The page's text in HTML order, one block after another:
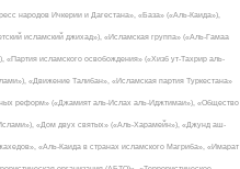
народов Ичкерии и Дагестана», «База» («Аль-Каида»),
исламский джихад»), «Исламская группа» («Аль-Гамаа
исламского освобождения» («Хизб ут-Тахрир аль-
«Движение Талибан», «Исламская партия Туркестана»
реформ» («Джамият аль-Ислах аль-Иджтимаи»), «Общество
«Дом двух святых» («Аль-Харамейн»), «Джунд аш-
«Аль-Каида в странах исламского Магриба», «Имарат